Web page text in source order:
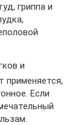
гриппа и
и
применяется,
Если